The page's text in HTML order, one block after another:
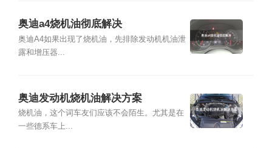
奥迪a4烧机油彻底解决
奥迪A4如果出现了烧机油，先排除发动机机油泄
露和增压器...
奥迪发动机烧机油解决方案
烧机油，这个词车友们应该不会陌生。尤其是在
一些德系车上...